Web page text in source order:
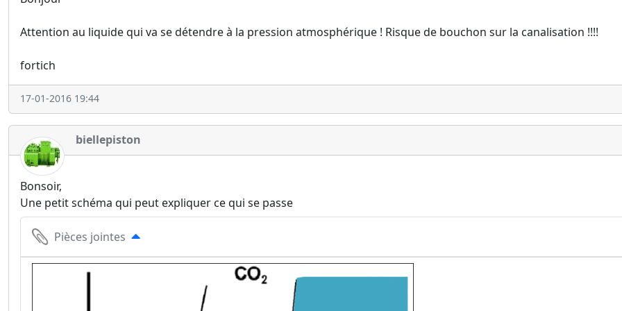
Attention au liquide qui va se détendre à la pression atmosphérique ! Risque de bouchon sur la canalisation !!!!
fortich
17-01-2016 19:44
biellepiston
Bonsoir,
Une petit schéma qui peut expliquer ce qui se passe
Pièces jointes